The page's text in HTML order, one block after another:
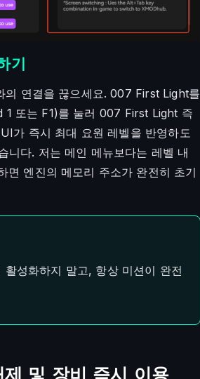
기
의 연결을 끊으세요. 007 First Light를
1 또는 F1)를 눌러 007 First Light 즉
가 즉시 최대 요원 레벨을 반영하도
니다. 저는 메인 메뉴보다는 레벨 내
면 엔진의 메모리 주소가 완전히 초기
성화하지 말고, 항상 미션이 완전
및 장비 즉시 이용